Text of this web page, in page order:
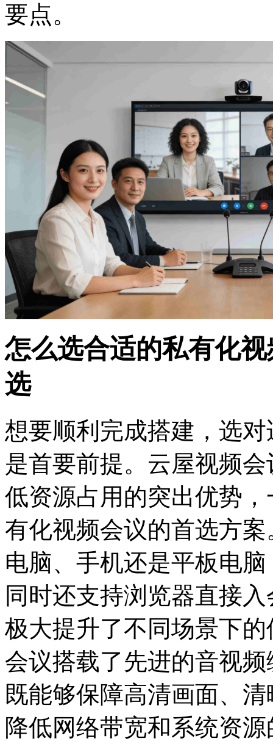
要点。
怎么选合适的私有化
选
想要顺利完成搭建，选
是首要前提。云屋视频
低资源占用的突出优势
有化视频会议的首选方
电脑、手机还是平板电
同时还支持浏览器直接
极大提升了不同场景下
会议搭载了先进的音视
既能够保障高清画面、
降低网络带宽和系统资